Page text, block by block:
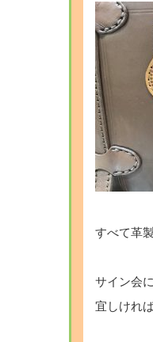
すべて革
サイン会
宜しけれ